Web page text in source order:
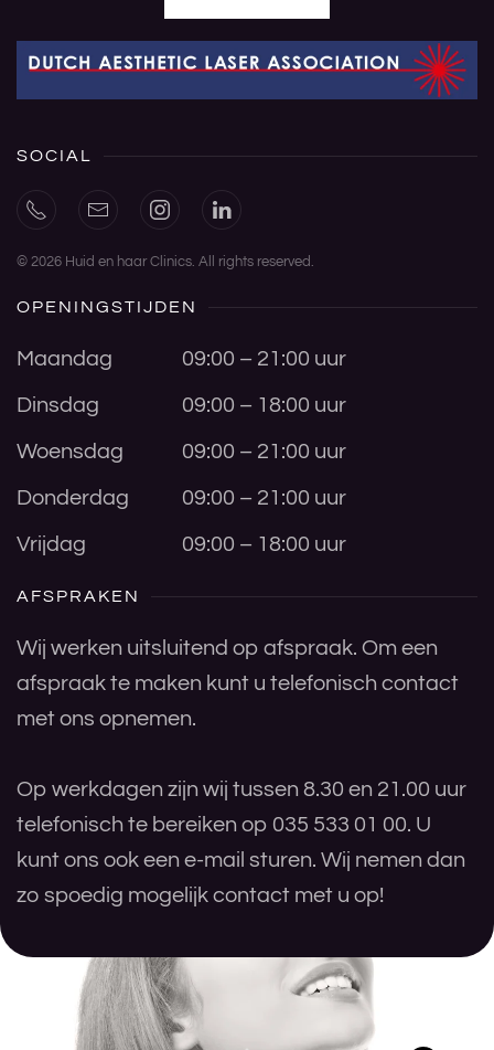
SOCIAL
© 2026 Huid en haar Clinics. All rights reserved.
OPENINGSTIJDEN
Maandag 09:00 – 21:00 uur
Dinsdag 09:00 – 18:00 uur
Woensdag 09:00 – 21:00 uur
Donderdag 09:00 – 21:00 uur
Vrijdag 09:00 – 18:00 uur
AFSPRAKEN
Wij werken uitsluitend op afspraak. Om een
afspraak te maken kunt u telefonisch contact
met ons opnemen.
Op werkdagen zijn wij tussen 8.30 en 21.00 uur
telefonisch te bereiken op 035 533 01 00. U
kunt ons ook een e-mail sturen. Wij nemen dan
zo spoedig mogelijk contact met u op!